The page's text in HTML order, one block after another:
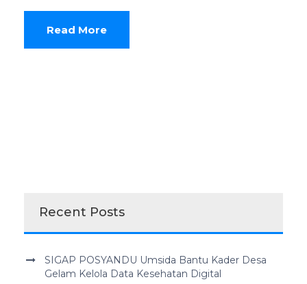
Read More
Recent Posts
SIGAP POSYANDU Umsida Bantu Kader Desa
Gelam Kelola Data Kesehatan Digital